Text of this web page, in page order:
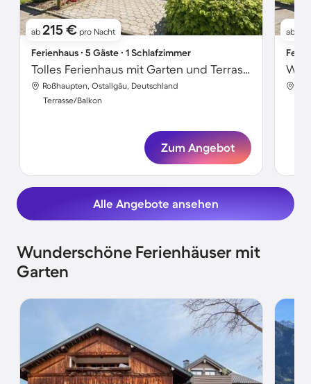
ab 215 € pro Nacht
Ferienhaus ∙ 5 Gäste ∙ 1 Schlafzimmer
Tolles Ferienhaus mit Garten und Terrasse
Roßhaupten, Ostallgäu, Deutschland
Terrasse/Balkon
Zum Angebot
ab
Alle Angebote ansehen
Wunderschöne Ferienhäuser mit
Garten